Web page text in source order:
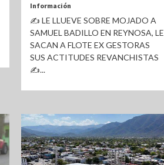
Información
✍ LE LLUEVE SOBRE MOJADO A
SAMUEL BADILLO EN REYNOSA, LE
SACAN A FLOTE EX GESTORAS
SUS ACTITUDES REVANCHISTAS
✍...